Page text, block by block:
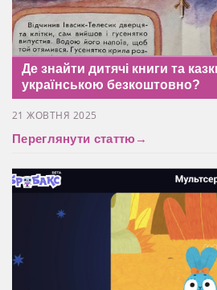
Де знайти дитячі книги та
українською безкоштовно?
21 ЖОВТНЯ 2025
Переглянути статтю→